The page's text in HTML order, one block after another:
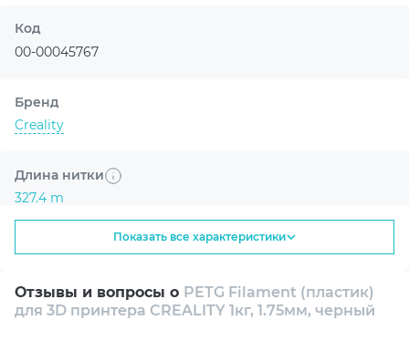
Код
00-00045767
Бренд
Creality
Длина нитки
327.4 m
Назначение
Показать все характеристики
Отзывы и вопросы о PETG Filament (пластик)
для 3D принтера CREALITY 1кг, 1.75мм, черный